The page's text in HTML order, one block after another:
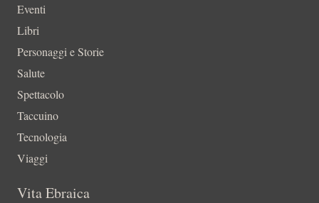
Eventi
Libri
Personaggi e Storie
Salute
Spettacolo
Taccuino
Tecnologia
Viaggi
Vita Ebraica